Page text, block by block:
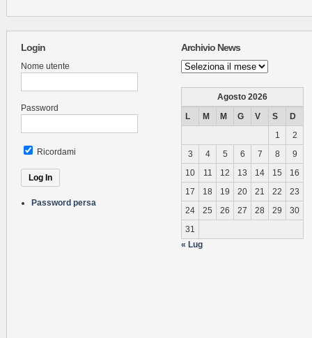
Login
Nome utente
Password
Ricordami
Password persa
Archivio News
Archivio
News
Agosto 2026
L
M M G V S
D
1
2
3
4 5 6 7 8
9
10
11 12 13 14 15
16
17
18 19 20 21 22
23
24
25 26 27 28 29
30
31
« Lug